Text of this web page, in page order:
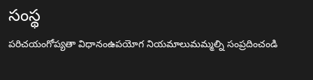
సంస్థ
పరిచయంగోప్యతా విధానంఉపయోగ నియమాలుమమ్మల్ని సంప్రదించండి